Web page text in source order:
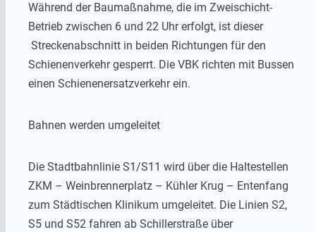
Während der Baumaßnahme, die im Zweischicht-
Betrieb zwischen 6 und 22 Uhr erfolgt, ist dieser
Streckenabschnitt in beiden Richtungen für den
Schienenverkehr gesperrt. Die VBK richten mit Bussen
einen Schienenersatzverkehr ein.
Bahnen werden umgeleitet
Die Stadtbahnlinie S1/S11 wird über die Haltestellen
ZKM – Weinbrennerplatz – Kühler Krug – Entenfang
zum Städtischen Klinikum umgeleitet. Die Linien S2,
S5 und S52 fahren ab Schillerstraße über